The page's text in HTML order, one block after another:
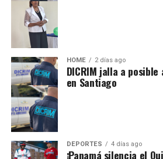
HOME 2 días ago
DICRIM jalla a
en Santiago
DEPORTES 4 días ago
¡Panamá silencia el